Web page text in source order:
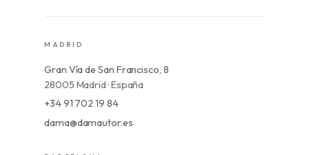
MADRID
Gran Vía de San Francisco, 8
28005 Madrid · España
+34 91 702 19 84
dama@damautor.es